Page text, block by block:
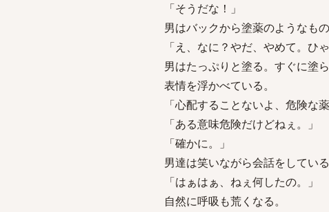
「そうだな！」
男はバックから塗薬のようなも
「え、なに？やだ、やめて。ひゃ
男はたっぷりと塗る。すぐに塗
表情を浮かべている。
「心配することないよ、危険な
「ある意味危険だけどねぇ。」
「確かに。」
男達は笑いながら会話をしてい
「はぁはぁ、ねぇ何したの。」
自然に呼吸も荒くなる。